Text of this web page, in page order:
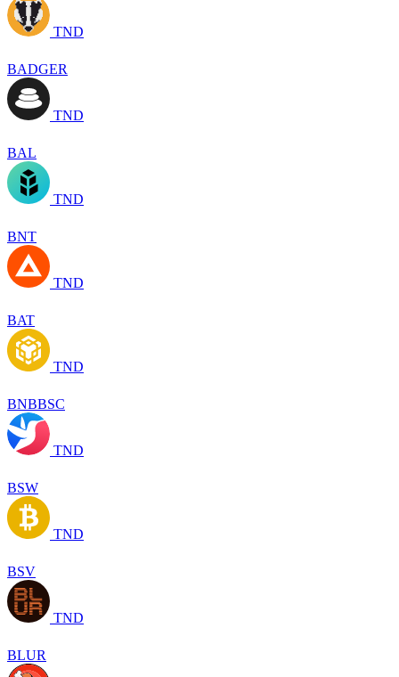
TND
BADGER
TND
BAL
TND
BNT
TND
BAT
TND
BNBBSC
TND
BSW
TND
BSV
TND
BLUR